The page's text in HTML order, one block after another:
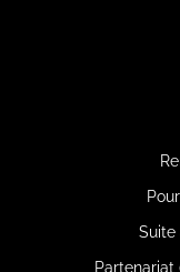
Suite
Partenariat